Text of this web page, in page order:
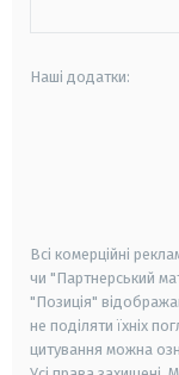
Наші додатки:
Всі комерційні
чи "Партнерський
"Позиція"
не поділяти їхніх
цитування можна